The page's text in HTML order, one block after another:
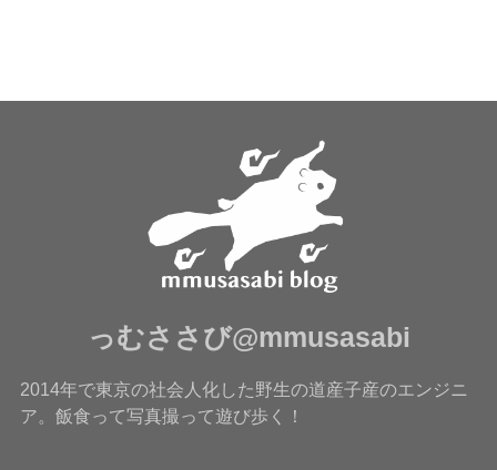
っむささび@mmusasabi
2014年で東京の社会人化した野生の道産子産のエンジニ
ア。飯食って写真撮って遊び歩く！